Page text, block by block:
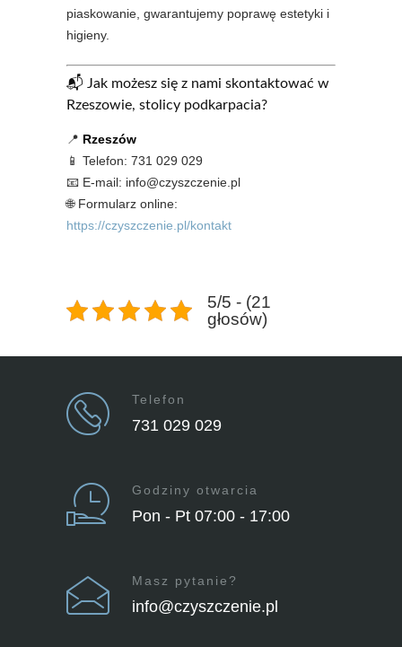
piaskowanie, gwarantujemy poprawę estetyki i
higieny.
📬 Jak możesz się z nami skontaktować w
Rzeszowie, stolicy podkarpacia?
📍 Rzeszów
📱 Telefon: 731 029 029
📧 E-mail: info@czyszczenie.pl
🌐 Formularz online:
https://czyszczenie.pl/kontakt
5/5 - (21
głosów)
Telefon
731 029 029
Godziny otwarcia
Pon - Pt 07:00 - 17:00
Masz pytanie?
info@czyszczenie.pl